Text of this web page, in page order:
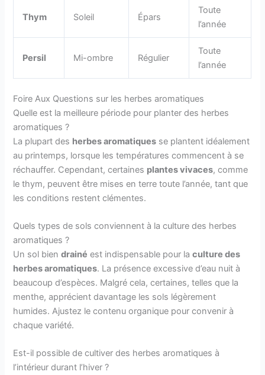
Thym Soleil Épars
Toute
l’année
Persil Mi-ombre Régulier
Toute
l’année
Foire Aux Questions sur les herbes aromatiques
Quelle est la meilleure période pour planter des herbes
aromatiques ?
La plupart des herbes aromatiques se plantent idéalement
au printemps, lorsque les températures commencent à se
réchauffer. Cependant, certaines plantes vivaces, comme
le thym, peuvent être mises en terre toute l’année, tant que
les conditions restent clémentes.
Quels types de sols conviennent à la culture des herbes
aromatiques ?
Un sol biendrainé est indispensable pour laculture des
herbes aromatiques. La présence excessive d’eau nuit à
beaucoup d’espèces. Malgré cela, certaines, telles que la
menthe, apprécient davantage les sols légèrement
humides. Ajustez le contenu organique pour convenir à
chaque variété.
Est-il possible de cultiver des herbes aromatiques à
l’intérieur durant l’hiver ?